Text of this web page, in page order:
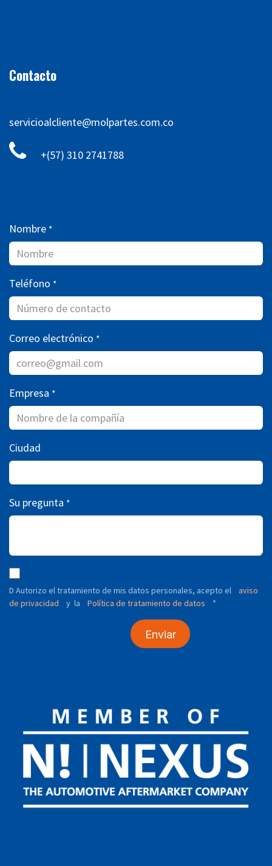
Contacto
servicioalcliente@molpartes.com.co
+(57) 310 2741788
Nombre *
Teléfono *
Correo electrónico *
Empresa *
Ciudad
Su pregunta *
D Autorizo ​​el tratamiento de mis datos personales, acepto el
aviso
de privacidad
y la Política de tratamiento de datos *
Enviar